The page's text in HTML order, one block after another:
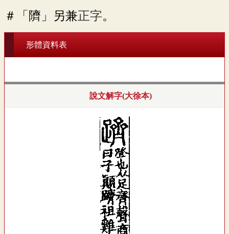
＃「隮」另兼正字。
形體資料表
說文解字(大徐本)